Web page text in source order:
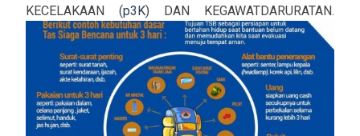
KECELAKAAN (p3K) DAN KEGAWATDARURATAN.